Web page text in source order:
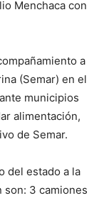
Menchaca con
a
(Semar) en el
municipios
alimentación,
de Semar.
del estado a la
son: 3 camiones